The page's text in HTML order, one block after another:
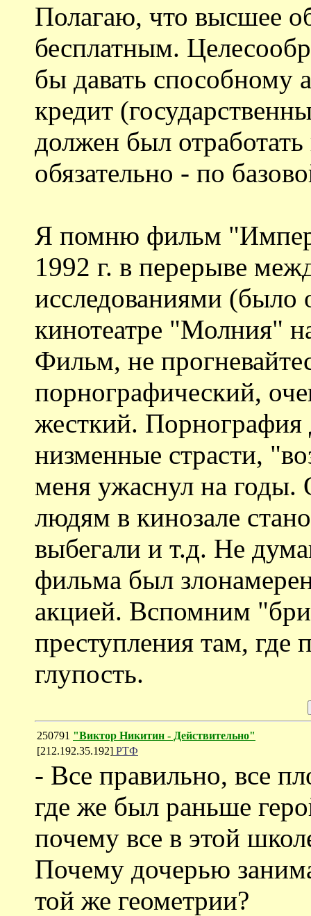
Полагаю, что высшее
бесплатным.
бы давать способному
кредит
должен был
обязательно - по
Я помню фильм
1992 г. в перерыве
исследованиями (было
кинотеатре "Молния"
Фильм, не
порнографический,
жесткий.
низменные страсти,
меня ужаснул на годы.
людям в кинозале
выбегали и т.д. Не
фильма был
акцией. Вспомним
преступления там, где
глупость.
250791 "Виктор Никитин - Действительно"
[212.192.35.192] РТФ
- Все правильно, все
где же был раньше
почему все в этой
Почему дочерью
той же геометрии?